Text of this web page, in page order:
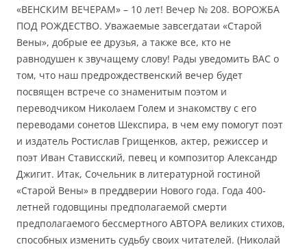
«ВЕНСКИМ ВЕЧЕРАМ» – 10 лет! Вечер № 208. ВОРОЖБА
ПОД РОЖДЕСТВО. Уважаемые завсегдатаи «Старой
Вены», добрые ее друзья, а также все, кто не
равнодушен к звучащему слову! Рады уведомить ВАС о
том, что наш предрождественский вечер будет
посвящен встрече со знаменитым поэтом и
переводчиком Николаем Голем и знакомству с его
переводами сонетов Шекспира, в чем ему помогут поэт
и издатель Ростислав Грищенков, актер, режиссер и
поэт Иван Стависский, певец и композитор Александр
Джигит. Итак, Сочельник в литературной гостиной
«Старой Вены» в преддверии Нового года. Года 400-
летней годовщины предполагаемой смерти
предполагаемого бессмертного АВТОРА великих стихов,
способных изменить судьбу своих читателей. (Николай